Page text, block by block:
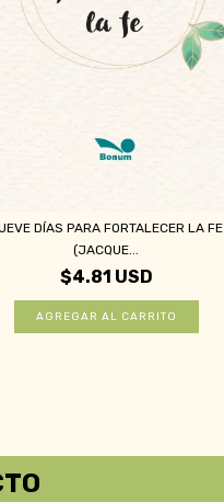
DÍAS PARA FORTALECER LA FE
(JACQUE...
$4.81 USD